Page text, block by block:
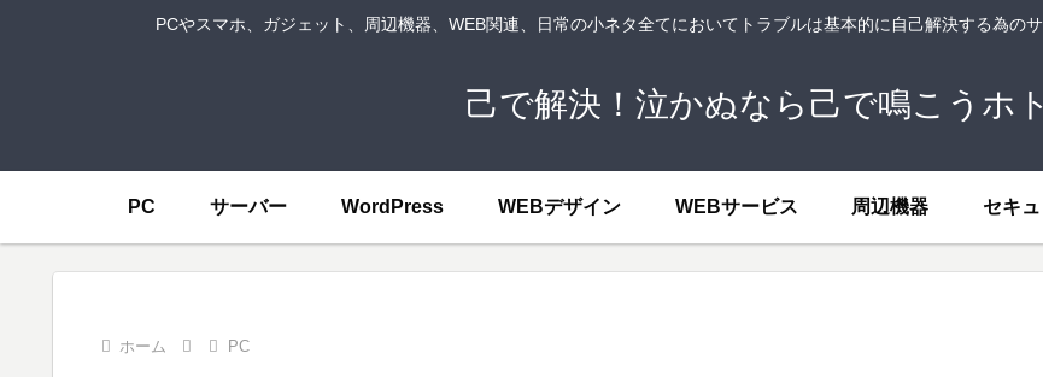
PCやスマホ、ガジェット、周辺機器、WEB関連、日常の小ネタ全てにおいてトラブルは基本的に自己解決する為の
己で解決！泣かぬなら己で鳴こうホ
PC サーバー WordPress WEBデザイン WEBサービス 周辺機器 セキ
ホーム PC